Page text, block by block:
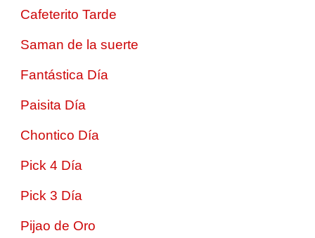
Cafeterito Tarde
Saman de la suerte
Fantástica Día
Paisita Día
Chontico Día
Pick 4 Día
Pick 3 Día
Pijao de Oro